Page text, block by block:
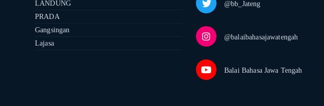
LANDUNG
PRADA
Gangsingan
Lajasa
@bb_Jateng
@balaibahasajawatengah
Balai Bahasa Jawa Tengah